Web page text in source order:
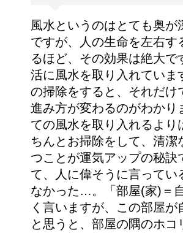
風水というのはとても奥が
ですが、人の生命を左右す
るほど、その効果は絶大で
活に風水を取り入れていま
の掃除をすると、それだけ
進み方が変わるのがわかり
ての風水を取り入れるより
ちんとお掃除をして、清潔
つことが運気アップの秘訣
て、人に偉そうに言ってい
なかった…。「部屋(家)＝
く言いますが、この部屋が
と思うと、部屋の隅のホコ